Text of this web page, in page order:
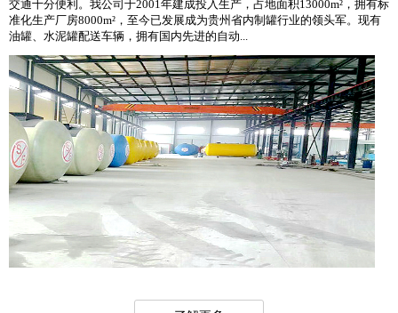
交通十分便利。我公司于2001年建成投入生产，占地面积13000m²，拥有标
准化生产厂房8000m²，至今已发展成为贵州省内制罐行业的领头军。现有
油罐、水泥罐配送车辆，拥有国内先进的自动...